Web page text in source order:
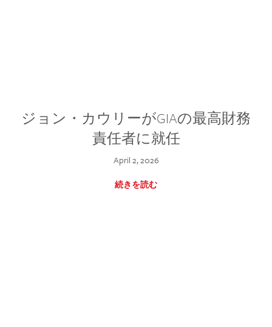
ジョン・カウリーがGIAの最高財務
責任者に就任
April 2, 2026
続きを読む